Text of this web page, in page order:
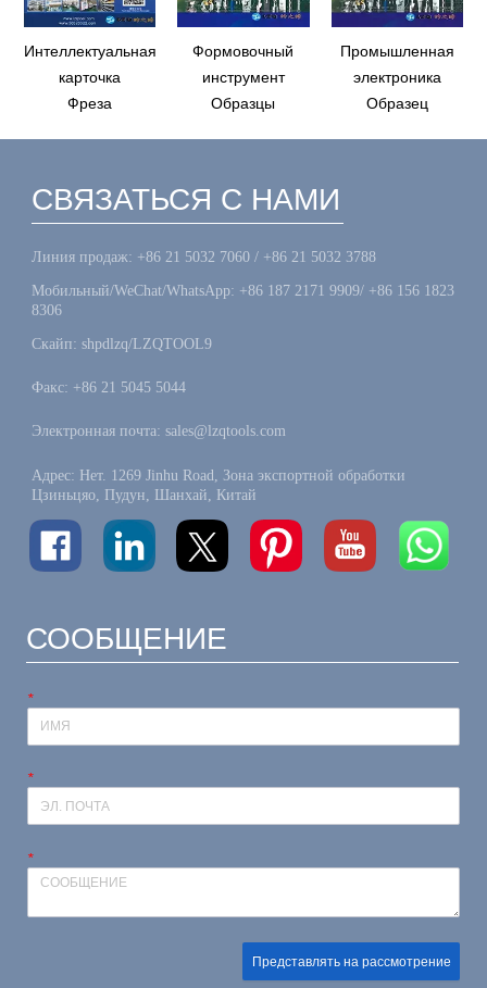
Интеллектуальная
карточка
Фреза
Формовочный
инструмент
Образцы
Промышленная
электроника
Образец
СВЯЗАТЬСЯ С НАМИ
Линия продаж: +86 21 5032 7060 / +86 21 5032 3788
Мобильный/WeChat/WhatsApp: +86 187 2171 9909/ +86 156 1823
8306
Скайп: shpdlzq/LZQTOOL9
Факс: +86 21 5045 5044
Электронная почта: sales@lzqtools.com
Адрес: Нет. 1269 Jinhu Road, Зона экспортной обработки
Цзиньцяо, Пудун, Шанхай, Китай
СООБЩЕНИЕ
*
*
*
Представлять на рассмотрение